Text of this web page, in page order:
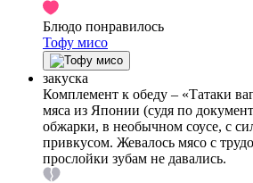
Блюдо понравилось
Тофу мисо
закуска
Комплемент к обеду – «Татаки
мяса из Японии (судя по
обжарки, в необычном соусе, с
привкусом. Жевалось мясо с
прослойки зубам не давались.